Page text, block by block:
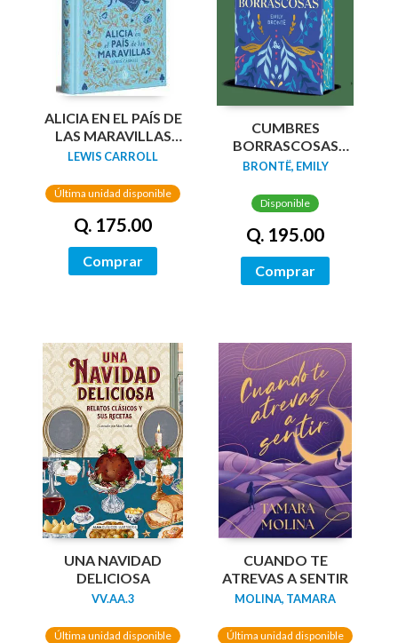
ALICIA EN EL PAÍS DE
LAS MARAVILLAS
(EDICIÓN LIMITADA
PINTADOS)
LEWIS CARROLL
Última unidad disponible
Q. 175.00
Comprar
CUMBRES
BORRASCOSAS
(EDICION LIMITADA
TINTADOS)
BRONTË, EMILY
Disponible
Q. 195.00
Comprar
UNA NAVIDAD
DELICIOSA
VV.AA.3
Última unidad disponible
CUANDO TE
ATREVAS A SENTIR
MOLINA, TAMARA
Última unidad disponible